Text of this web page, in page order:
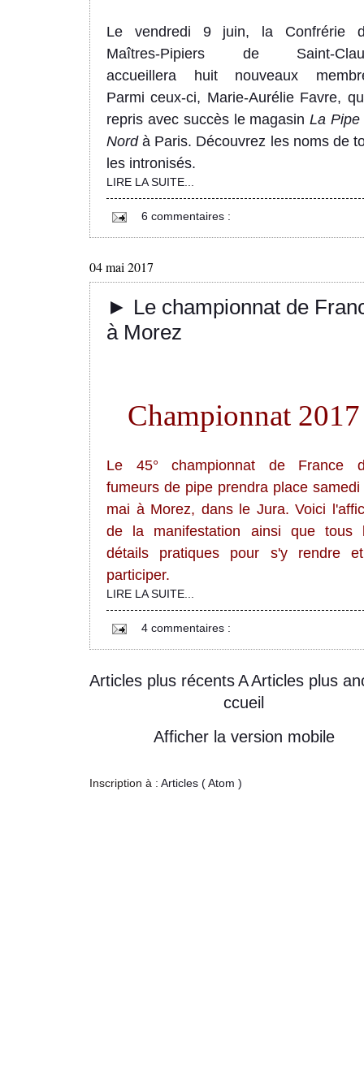
Le vendredi 9 juin, la Confrérie
Maîtres-Pipiers de Saint-
accueillera huit nouveaux
Parmi ceux-ci, Marie-Aurélie Favre,
repris avec succès le magasinLa Pipe
Nordà Paris. Découvrez les noms de
les intronisés.
LIRE LA SUITE...
6 commentaires :
04 mai 2017
► Le championnat de
à Morez
Championnat 2017
Le 45° championnat de France
fumeurs de pipe prendra place samedi
mai à Morez, dans le Jura. Voici
de la manifestation ainsi que tous
détails pratiques pour s'y rendre
participer.
LIRE LA SUITE...
4 commentaires :
Articles plus récents Articles plus
A
ccueil
Afficher la version mobile
Inscription à : Articles ( Atom )